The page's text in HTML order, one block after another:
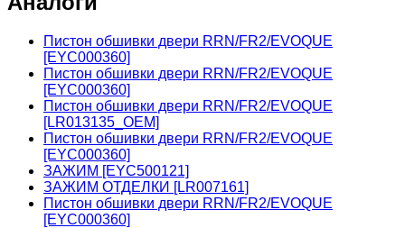
Пистон обшивки двери RRN/FR2/EVOQUE
[EYC000360]
Пистон обшивки двери RRN/FR2/EVOQUE
[EYC000360]
Пистон обшивки двери RRN/FR2/EVOQUE
[LR013135_OEM]
Пистон обшивки двери RRN/FR2/EVOQUE
[EYC000360]
ЗАЖИМ [EYC500121]
ЗАЖИМ ОТДЕЛКИ [LR007161]
Пистон обшивки двери RRN/FR2/EVOQUE
[EYC000360]